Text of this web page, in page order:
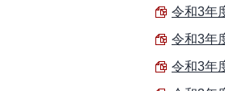
令和3年
令和3年
令和3年